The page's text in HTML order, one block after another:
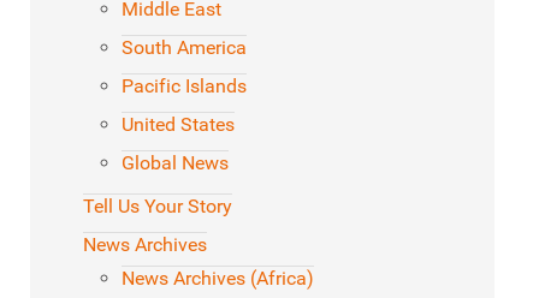
Middle East
South America
Pacific Islands
United States
Global News
Tell Us Your Story
News Archives
News Archives (Africa)